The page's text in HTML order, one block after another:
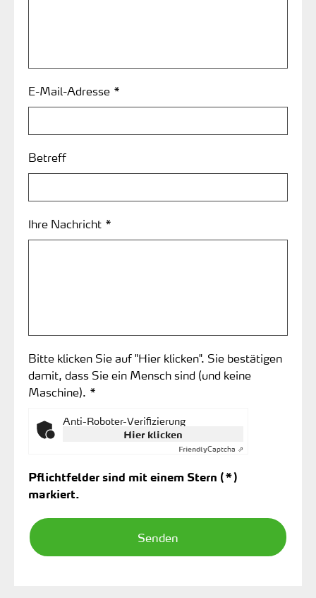
E-Mail-Adresse *
Betreff
Ihre Nachricht *
Bitte klicken Sie auf "Hier klicken". Sie bestätigen
damit, dass Sie ein Mensch sind (und keine
Maschine). *
Anti-Roboter-Verifizierung
Hier klicken
FriendlyCaptcha ⇗
Pflichtfelder sind mit einem Stern (*)
markiert.